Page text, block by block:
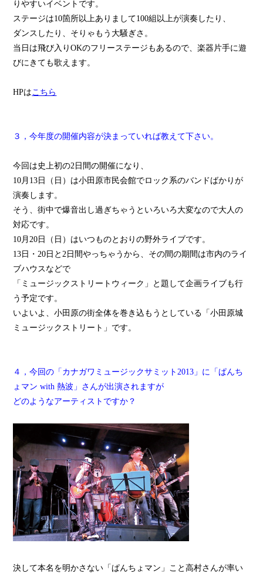
りやすいイベントです。
ステージは10箇所以上ありまして100組以上が演奏したり、
ダンスしたり、そりゃもう大騒ぎさ。
当日は飛び入りOKのフリーステージもあるので、楽器片手に遊
びにきても歌えます。
HPはこちら
３，今年度の開催内容が決まっていれば教えて下さい。
今回は史上初の2日間の開催になり、
10月13日（日）は小田原市民会館でロック系のバンドばかりが
演奏します。
そう、街中で爆音出し過ぎちゃうといろいろ大変なので大人の
対応です。
10月20日（日）はいつものとおりの野外ライブです。
13日・20日と2日間やっちゃうから、その間の期間は市内のライ
ブハウスなどで
「ミュージックストリートウィーク」と題して企画ライブも行
う予定です。
いよいよ、小田原の街全体を巻き込もうとしている「小田原城
ミュージックストリート」です。
４，今回の「カナガワミュージックサミット2013」に「ぱんち
ょマン with 熱波」さんが出演されますが
どのようなアーティストですか？
決して本名を明かさない「ぱんちょマン」こと高村さんが率い